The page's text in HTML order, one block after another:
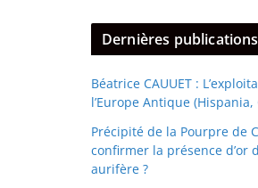
Dernières publications
Béatrice CAUUET :
l’Europe Antique (Hispania,
Précipité de la Pourpre de
confirmer la présence d’or
aurifère ?